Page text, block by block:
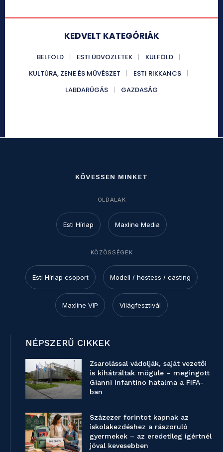
KEDVELT KATEGÓRIÁK
BELFÖLD ESTI ÜDVÖZLETEK
KÜLFÖLD
KULTÚRA, ZENE ÉS MŰVÉSZET
ESTI RIKKANCS
LABDARÚGÁS
GAZDASÁG
KÖVESSEN MINKET
OLDALAK
Esti Hírlap Maxline Media
KÖZÖSSÉGEK
Esti Hírlap csoport Modell / hostess / casting
Maxline VIP Világfesztivál
NÉPSZERŰ CIKKEK
Zsarolással vádolják, saját vezetői
is kihátráltak mögüle – megingott
Gianni Infantino hatalma a FIFA-
ban
Százezer forintot kapnak az
iskolakezdéshez a rászoruló
gyermekek – az eredetileg ígértnél
jóval kevesebben